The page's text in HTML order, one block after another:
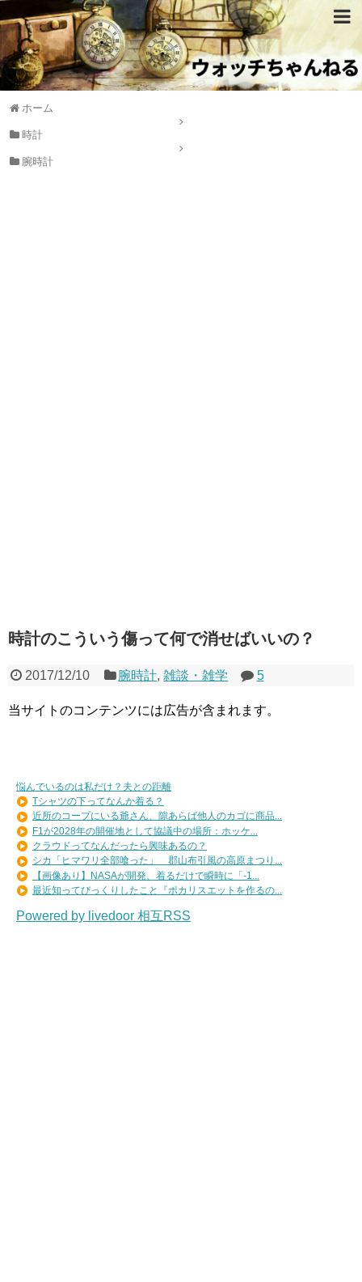
ホーム
時計
腕時計
時計のこういう傷って何で消せばいいの？
2017/12/10 腕時計,雑談・雑学 5
当サイトのコンテンツには広告が含まれます。
悩んでいるのは私だけ？夫との距離
Tシャツの下ってなんか着る？
近所のコープにいる爺さん、隙あらば他人のカゴに商品...
F1が2028年の開催地として協議中の場所：ホッケ...
クラウドってなんだったら興味あるの？
シカ「ヒマワリ全部喰った」 郡山布引風の高原まつり...
【画像あり】NASAが開発、着るだけで瞬時に「-1...
最近知ってびっくりしたこと『ポカリスエットを作るの...
Powered by livedoor 相互RSS